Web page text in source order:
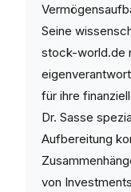
Seine
stock-world.de
für ihre
Dr. Sasse
Aufbereitung
von